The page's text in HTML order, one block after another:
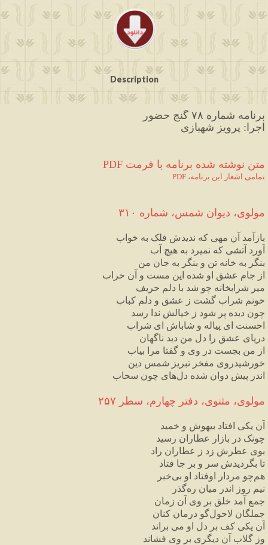
Description
برنامه شماره ۷۸ گنج حضور
اجرا: پرویز شهبازی
PDF متن نوشته شده برنامه با فرمت
PDF ،تمامی اشعار این برنامه
مولوی، دیوان شمس، شماره ۳۱۰
بازآمد آن مهی که ندیدش فلک به خواب
آورد آتشی که نمیرد به هیچ آب
بنگر به خانه تن و بنگر به جان من
از جام عشق او شده این مست و آن خراب
میر شرابخانه چو شد با دلم حریف
خونم شراب گشت ز عشق و دلم کباب
چون دیده پر شود ز خیالش ندا رسد
احسنت ای پیاله و شاباش ای شراب
دریای عشق را دل من دید ناگهان
از من بجست در وی و گفتا مرا بیاب
خورشیدروی مفخر تبریز شمس دین
اندر پیش دوان شده دل‌های چون سحاب
مولوی، مثنوی، دفتر چهارم، سطر ۲۵۷
آن یکی افتاد بیهوش و خمید
چونک در بازار عطاران رسید
بوی عطرش زد ز عطاران راد
تا بگردیدش سر و بر جا فتاد
هم‌چو مردار اوفتاد او بی‌خبر
نیم روز اندر میان ره‌گذر
جمع آمد خلق بر وی آن زمان
جملگان لاحول‌گو درمان کنان
آن یکی کف بر دل او می براند
وز گلاب آن دیگری بر وی فشاند